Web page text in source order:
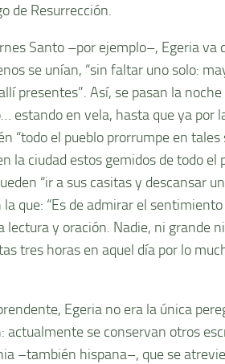
de Resurrección.
Santo –por ejemplo–, Egeria va
se unían, “sin faltar uno solo:
presentes”. Así, se pasan la
estando en vela, hasta que ya por
“todo el pueblo prorrumpe en
la ciudad estos gemidos de todo el
“ir a sus casitas y descansar
que: “Es de admirar el
lectura y oración. Nadie, ni grande
tres horas en aquel día por lo
Egeria no era la única
actualmente se conservan otros
–también hispana–, que se